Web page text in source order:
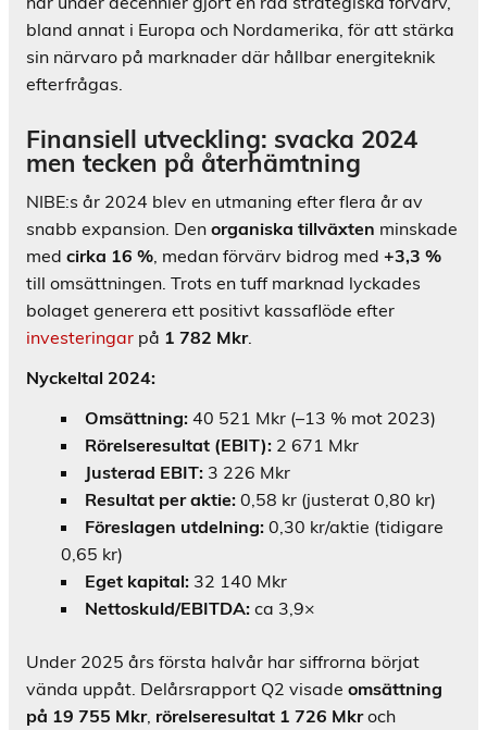
bland annat i Europa och Nordamerika, för att stärka
sin närvaro på marknader där hållbar energiteknik
efterfrågas.
Finansiell utveckling: svacka 2024
men tecken på återhämtning
NIBE:s år 2024 blev en utmaning efter flera år av
snabb expansion. Den organiska tillväxten minskade
med cirka 16 % , medan förvärv bidrog med +3,3 %
till omsättningen. Trots en tuff marknad lyckades
bolaget generera ett positivt kassaflöde efter
investeringar på 1 782 Mkr.
Nyckeltal 2024:
Omsättning: 40 521 Mkr (–13 % mot 2023)
Rörelseresultat (EBIT): 2 671 Mkr
Justerad EBIT: 3 226 Mkr
Resultat per aktie: 0,58 kr (justerat 0,80 kr)
Föreslagen utdelning: 0,30 kr/aktie (tidigare
0,65 kr)
Eget kapital: 32 140 Mkr
Nettoskuld/EBITDA: ca 3,9×
Under 2025 års första halvår har siffrorna börjat
vända uppåt. Delårsrapport Q2 visade omsättning
på 19 755 Mkr, rörelseresultat 1 726 Mkroch